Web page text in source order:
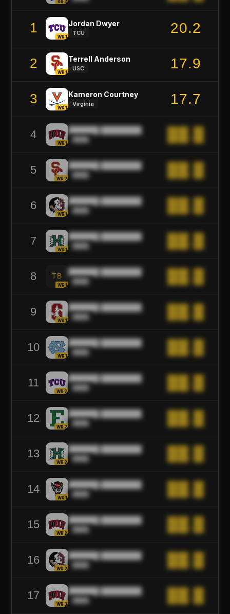
RB3
1
WR1
Jordan Dwyer
TCU 20.2
2
WR1
Terrell Anderson
USC 17.9
3
WR1
Kameron Courtney
Virginia 17.7
4
WR1
██████ ████████
████
5
WR2
██████ ████████
████
6
WR1
██████ ████████
████
7
WR1
██████ ████████
████
8 TB
WR1
██████ ████████
████
9
WR1
██████ ████████
████
10
WR1
██████ ████████
████
11
WR2
██████ ████████
████
12
WR2
██████ ████████
████
13
WR2
██████ ████████
████
14
WR1
██████ ████████
████
15
WR2
██████ ████████
████
16
WR2
██████ ████████
████
17
WR3
██████ ████████
████